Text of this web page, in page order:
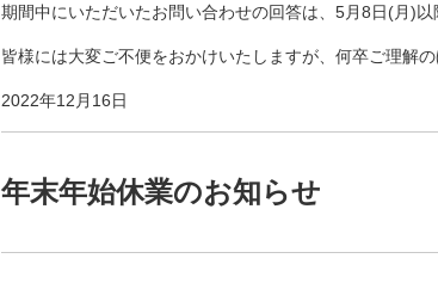
期間中にいただいたお問い合わせの回答は、5月8日(月)以
皆様には大変ご不便をおかけいたしますが、何卒ご理解の
2022年12月16日
年末年始休業のお知らせ